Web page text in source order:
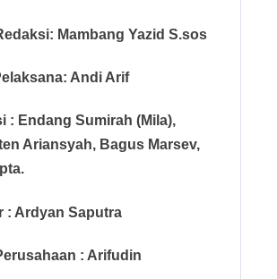
Mambang Yazid S.sos
Andi Arif
: Endang Sumirah (Mila),
Ariansyah, Bagus Marsev,
: Ardyan Saputra
: Arifudin